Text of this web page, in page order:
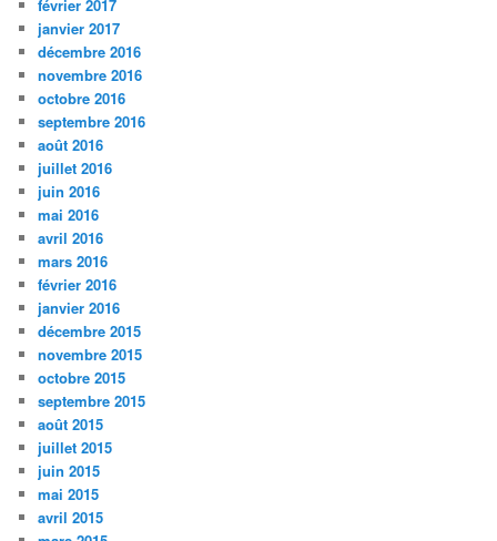
février 2017
janvier 2017
décembre 2016
novembre 2016
octobre 2016
septembre 2016
août 2016
juillet 2016
juin 2016
mai 2016
avril 2016
mars 2016
février 2016
janvier 2016
décembre 2015
novembre 2015
octobre 2015
septembre 2015
août 2015
juillet 2015
juin 2015
mai 2015
avril 2015